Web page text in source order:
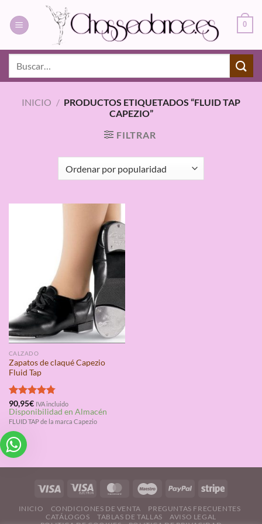
contenido
0
INICIO / PRODUCTOS ETIQUETADOS “FLUID TAP
CAPEZIO”
FILTRAR
CALZADO
Zapatos de claqué Capezio
Fluid Tap
Valorado
con4.75
de 5
90,95€ IVA incluido
Disponibilidad en Almacén
FLUID TAP de la marca Capezio
INICIO CONDICIONES DE VENTA
PREGUNTAS FRECUENTES
CATÁLOGOS
TABLAS DE TALLAS
AVISO LEGAL